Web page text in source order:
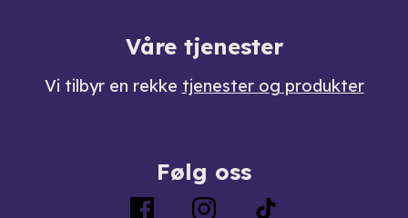
Våre tjenester
Vi tilbyr en rekke tjenester og produkter
Følg oss